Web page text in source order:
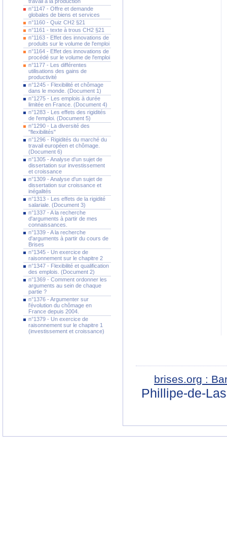
n°1147 - Offre et demande
globales de biens et services
n°1160 - Quiz CH2 §21
n°1161 - texte à trous CH2 §21
n°1163 - Effet des innovations de
produits sur le volume de l'emploi
n°1164 - Effet des innovations de
procédé sur le volume de l'emploi
n°1177 - Les différentes
utilisations des gains de
productivité
n°1245 - Flexibilité et chômage
dans le monde. (Document 1)
n°1275 - Les emplois à durée
limitée en France. (Document 4)
n°1283 - Les effets des rigidités
de l'emploi. (Document 5)
n°1290 - La diversité des
"flexibilités"
n°1296 - Rigidités du marché du
travail européen et chômage.
(Document 6)
n°1305 - Analyse d'un sujet de
dissertation sur investissement
et croissance
n°1309 - Analyse d'un sujet de
dissertation sur croissance et
inégalités
n°1313 - Les effets de la rigidité
salariale. (Document 3)
n°1337 - A la recherche
d'arguments à partir de mes
connaissances.
n°1339 - A la recherche
d'arguments à partir du cours de
Brises
n°1345 - Un exercice de
raisonnement sur le chapitre 2
n°1347 - Flexibilité et qualification
des emplois. (Document 2)
n°1369 - Comment ordonner les
arguments au sein de chaque
partie ?
n°1376 - Argumenter sur
l'évolution du chômage en
France depuis 2004.
n°1379 - Un exercice de
raisonnement sur le chapitre 1
(investissement et croissance)
brises.org :
Phillipe-de-